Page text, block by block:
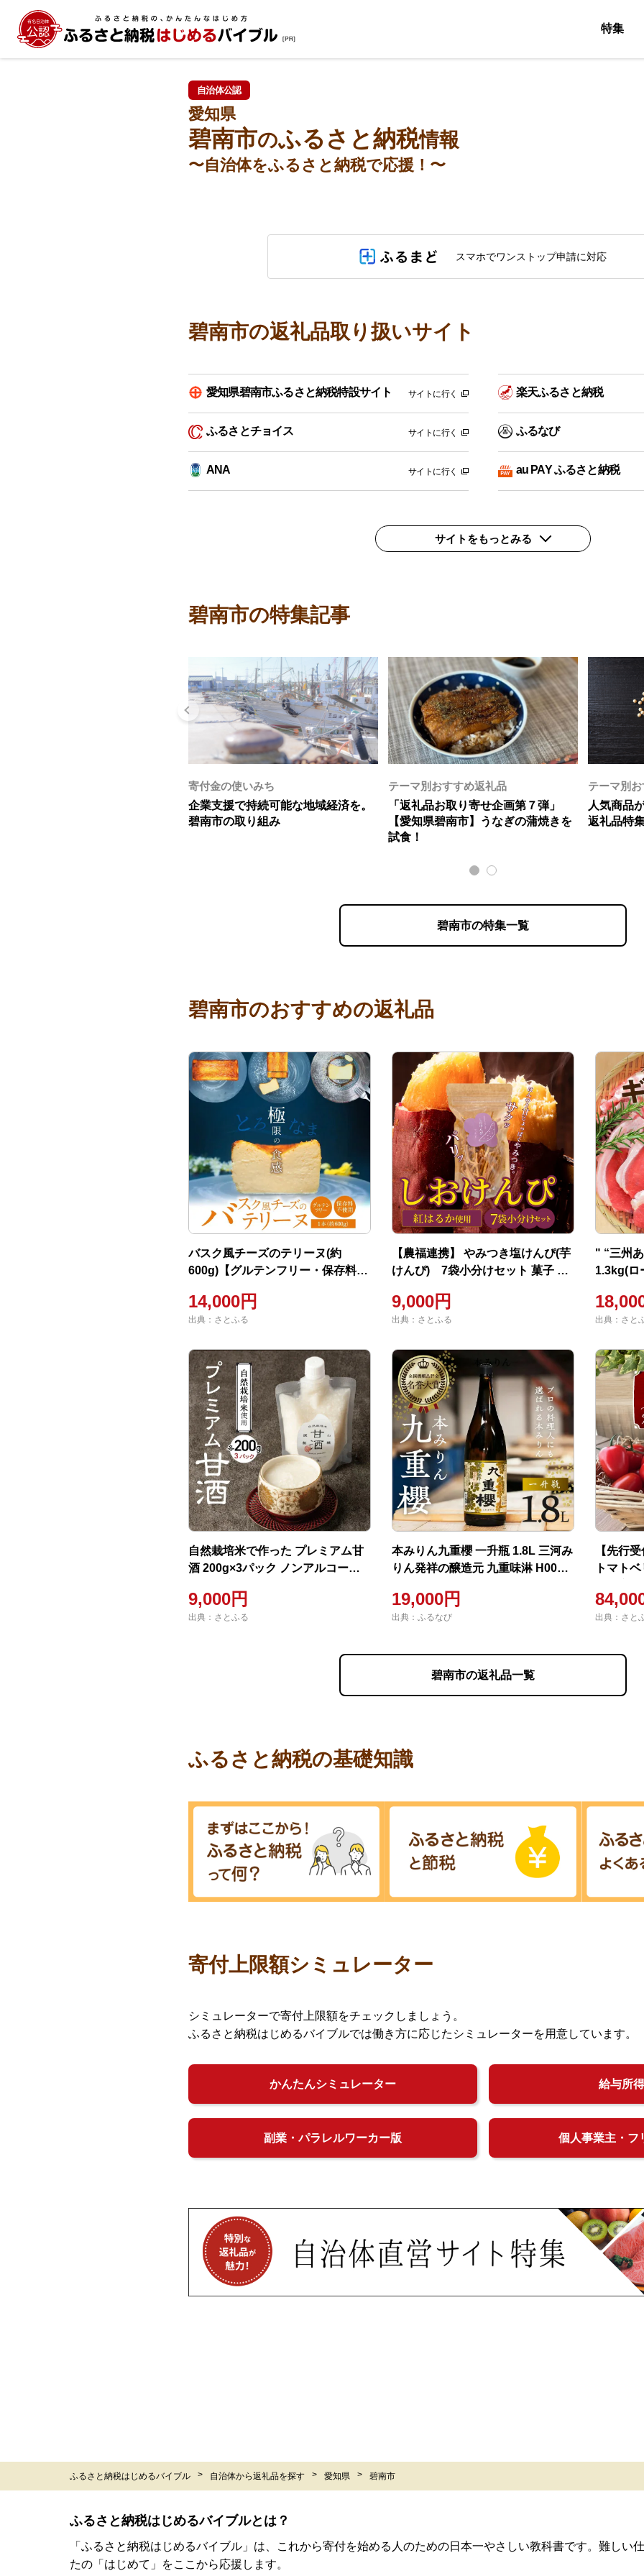
特集
自治体公認
愛知県
碧南市のふるさと納税情報
〜自治体をふるさと納税で応援！〜
スマホでワンストップ申請に対応
碧南市の返礼品取り扱いサイト
愛知県碧南市ふるさと納税特設サイト サイトに行く 楽天ふるさと納税
ふるさとチョイス サイトに行く ふるなび
ANA サイトに行く au PAY ふるさと納税
サイトをもっとみる
碧南市の特集記事
寄付金の使いみち
企業支援で持続可能な地域経済を。
碧南市の取り組み
テーマ別おすすめ返礼品
「返礼品お取り寄せ企画第７弾」
【愛知県碧南市】うなぎの蒲焼きを
試食！
テーマ別
人気商品
返礼品特
碧南市の特集一覧
碧南市のおすすめの返礼品
バスク風チーズのテリーヌ(約
600g)【グルテンフリー・保存料不
14,000円
出典：さとふる
【農福連携】 やみつき塩けんぴ(芋
けんぴ) 7袋小分けセット 菓子 ス
9,000円
出典：さとふる
" “三州
1.3kg(ロ
出典：さと
自然栽培米で作った プレミアム甘
酒 200g×3パック ノンアルコール
9,000円
出典：さとふる
本みりん九重櫻 一升瓶 1.8L 三河み
りん発祥の醸造元 九重味淋 H002-
19,000円
出典：ふるなび
【先行
トマト
出典：さと
碧南市の返礼品一覧
ふるさと納税の基礎知識
寄付上限額シミュレーター
シミュレーターで寄付上限額をチェックしましょう。
ふるさと納税はじめるバイブルでは働き方に応じたシミュレーターを用意しています。
かんたんシミュレーター 給与所
副業・パラレルワーカー版 個人事業主・フ
ふるさと納税はじめるバイブル 自治体から返礼品を探す 愛知県 碧南市
ふるさと納税はじめるバイブルとは？
「ふるさと納税はじめるバイブル」は、これから寄付を始める人のための日本一やさしい教科書です。難しい
たの「はじめて」をここから応援します。